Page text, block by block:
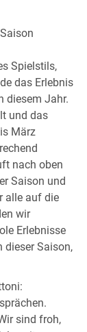
Spielstils,
das Erlebnis
diesem Jahr.
und das
März
nach oben
Saison und
alle auf die
wir
Erlebnisse
dieser Saison,
sind froh,